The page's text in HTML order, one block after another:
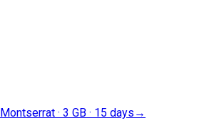
Montserrat · 3 GB · 15 days →